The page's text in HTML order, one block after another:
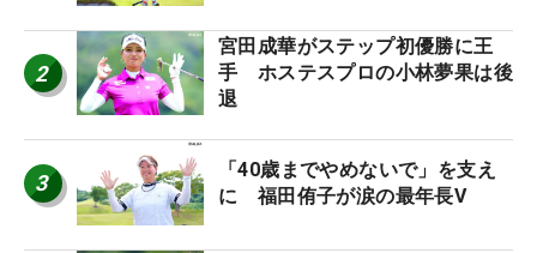
2
宮田成華がステップ初優勝に王
手 ホステスプロの小林夢果は後
退
3
「40歳までやめないで」を支え
に 福田侑子が涙の最年長V